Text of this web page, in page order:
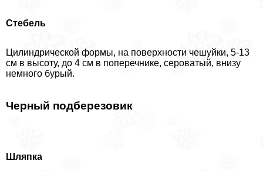
Стебель
Цилиндрической формы, на поверхности чешуйки, 5-13
см в высоту, до 4 см в поперечнике, сероватый, внизу
немного бурый.
Черный подберезовик
Шляпка